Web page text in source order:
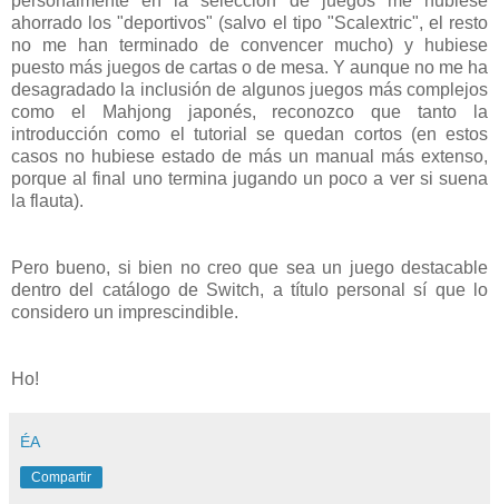
ahorrado los "deportivos" (salvo el tipo "Scalextric", el resto
no me han terminado de convencer mucho) y hubiese
puesto más juegos de cartas o de mesa. Y aunque no me ha
desagradado la inclusión de algunos juegos más complejos
como el Mahjong japonés, reconozco que tanto la
introducción como el tutorial se quedan cortos (en estos
casos no hubiese estado de más un manual más extenso,
porque al final uno termina jugando un poco a ver si suena
la flauta).
Pero bueno, si bien no creo que sea un juego destacable
dentro del catálogo de Switch, a título personal sí que lo
considero un imprescindible.
Ho!
ÉA
Compartir